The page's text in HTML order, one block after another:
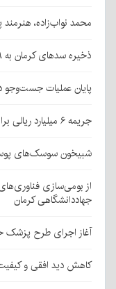
محمد نواب‌زاده،
ذخیره سدهای کرمان به ۲۴۹ میلیون مترمکعب رسید
پایان عملیات جست‌وجو در جیرفت؛
جریمه ۶ میلیارد ریالی برای قاچاقچی نارنگی پاکستانی در بافت
شبیخون سوسک‌های
از بومی‌سازی
جهاددانشگاهی کرمان
آغاز اجرای طرح پزشک
کاهش دید افقی و